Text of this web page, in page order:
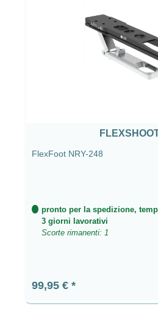
FlexFoot NRY-248
pronto per la spedizione,
3 giorni lavorativi
Scorte rimanenti: 1
Prezzo normale:
99,95 €